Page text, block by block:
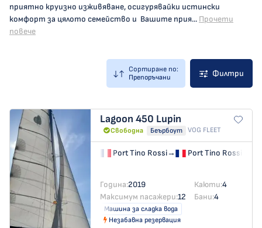
приятно круизно изживяване, осигурявайки истински
комфорт за цялото семейство и Вашите прия... Прочети
повече
Сортиране по:
Препоръчани
Филтри
Lagoon 450 Lupin
Свободна Беърбоут VOG FLEET
Port Tino Rossi→ Port Tino Rossi
Година:2019 Каюти:4
Максимум пасажери:12 Бани:4
Машина за сладка вода
Незабавна резервация